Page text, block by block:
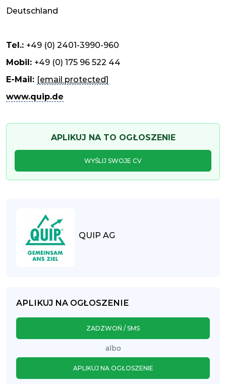
Deutschland
Tel.: +49 (0) 2401-3990-960
Mobil: +49 (0) 175 96 522 44
E-Mail: [email protected]
www.quip.de
APLIKUJ NA TO OGŁOSZENIE
WYŚLIJ SWOJE CV
QUIP AG
APLIKUJ NA OGŁOSZENIE
ZADZWOŃ / SMS
albo
APLIKUJ NA OGŁOSZENIE